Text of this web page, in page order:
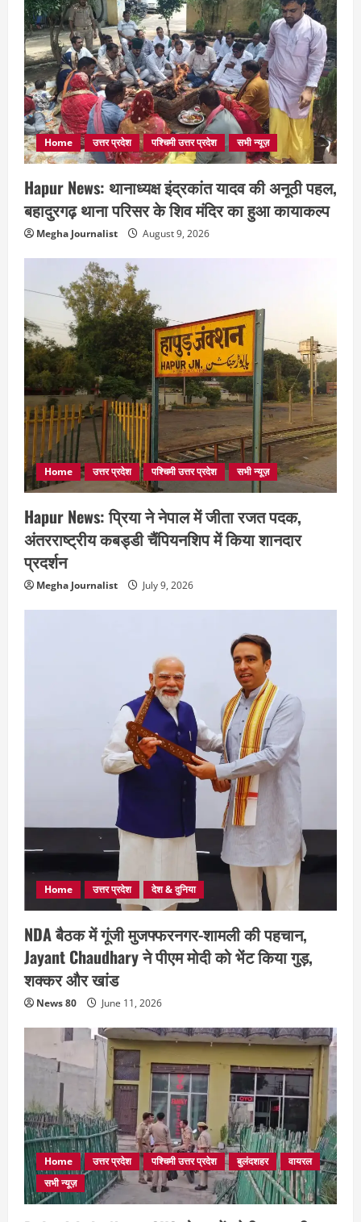
Home उत्तर प्रदेश पश्चिमी उत्तर प्रदेश सभी न्यूज़
Hapur News: थानाध्यक्ष इंद्रकांत यादव की अनूठी पहल,
बहादुरगढ़ थाना परिसर के शिव मंदिर का हुआ कायाकल्प
Megha Journalist August 9, 2026
Home उत्तर प्रदेश पश्चिमी उत्तर प्रदेश सभी न्यूज़
Hapur News: प्रिया ने नेपाल में जीता रजत पदक,
अंतरराष्ट्रीय कबड्डी चैंपियनशिप में किया शानदार
प्रदर्शन
Megha Journalist July 9, 2026
Home उत्तर प्रदेश देश & दुनिया
NDA बैठक में गूंजी मुजफ्फरनगर-शामली की पहचान,
Jayant Chaudhary ने पीएम मोदी को भेंट किया गुड़,
शक्कर और खांड
News 80 June 11, 2026
Home उत्तर प्रदेश पश्चिमी उत्तर प्रदेश बुलंदशहर
वायरल
सभी न्यूज़